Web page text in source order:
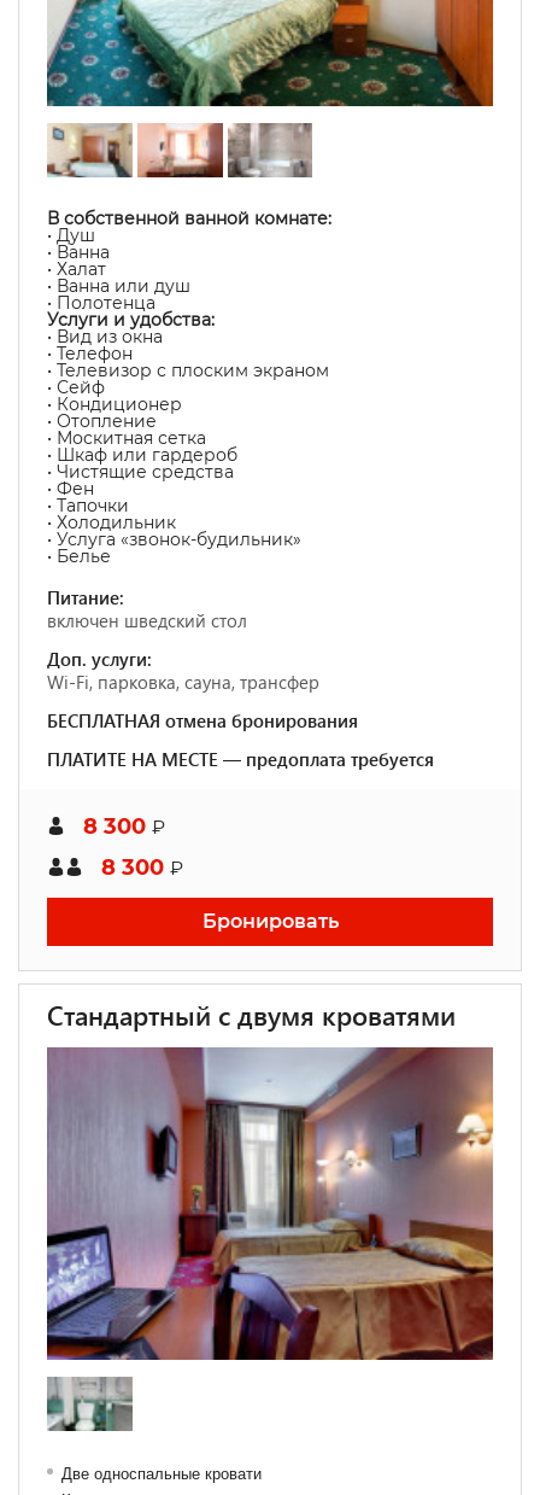
В собственной ванной комнате:
• Душ
• Ванна
• Халат
• Ванна или душ
• Полотенца
Услуги и удобства:
• Вид из окна
• Телефон
• Телевизор с плоским экраном
• Сейф
• Кондиционер
• Отопление
• Москитная сетка
• Шкаф или гардероб
• Чистящие средства
• Фен
• Тапочки
• Холодильник
• Услуга «звонок-будильник»
• Белье
Питание:
включен шведский стол
Доп. услуги:
Wi-Fi, парковка, сауна, трансфер
БЕСПЛАТНАЯ отмена бронирования
ПЛАТИТЕ НА МЕСТЕ — предоплата требуется
8 300 ₽
8 300 ₽
Бронировать
Стандартный с двумя кроватями
Две односпальные кровати